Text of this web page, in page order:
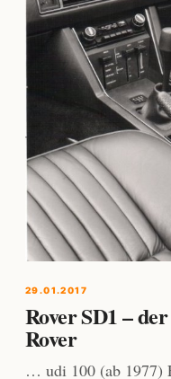
29.01.2017
Rover SD1 –
Rover
… udi 100 (ab 1977)